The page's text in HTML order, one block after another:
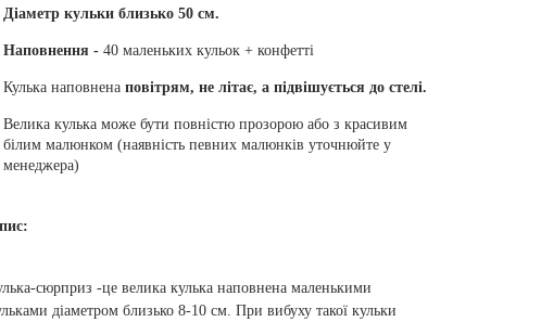
Діаметр кульки близько 50 см.
Наповнення -40 маленьких кульок + конфетті
Кулька наповненаповітрям, не літає, а підвішується до стелі.
Велика кулька може бути повністю прозорою або з красивим
білим малюнком (наявність певних малюнків уточнюйте у
менеджера)
сюрприз -це велика кулька наповнена маленькими
діаметром близько 8-10 см. При вибуху такої кульки